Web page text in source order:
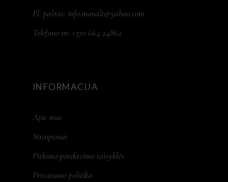
El. paštas: info.monalt@yahoo.com
Telefono nr. +370 664 24862
INFORMACIJA
Apie mus
Straipsniai
Pirkimo-pardavimo taisyklės
Privatumo politika